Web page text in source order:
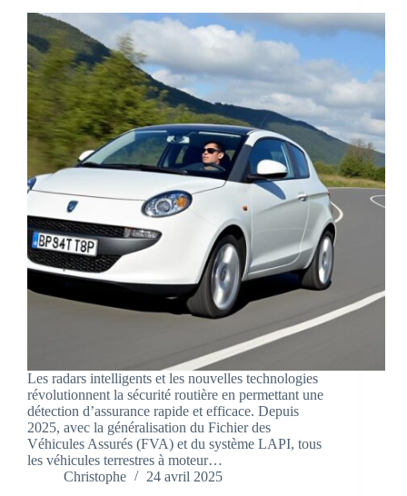
Les radars intelligents et les nouvelles technologies
révolutionnent la sécurité routière en permettant une
détection d’assurance rapide et efficace. Depuis
2025, avec la généralisation du Fichier des
Véhicules Assurés (FVA) et du système LAPI, tous
les véhicules terrestres à moteur…
Christophe
24 avril 2025